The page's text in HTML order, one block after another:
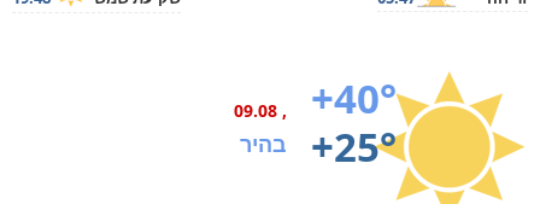
+40°
+25°
, 09.08
בהיר